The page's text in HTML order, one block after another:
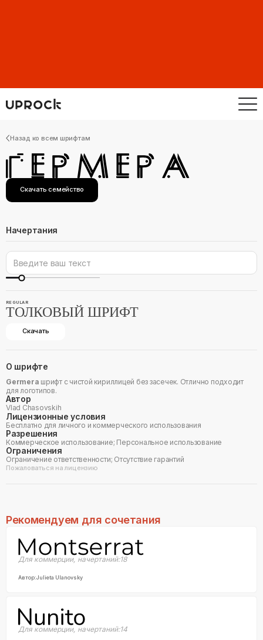
Назад ко всем шрифтам
Скачать семейство
Начертания
REGULAR
ТОЛКОВЫЙ ШРИФТ
Скачать
О шрифте
Germera шрифт с чистой кириллицей без засечек. Отлично подходит
для логотипов.
Автор
Vlad Chasovskih
Лицензионные условия
Бесплатно для личного и коммерческого использования
Разрешения
Коммерческое использование; Персональное использование
Ограничения
Ограничение ответственности; Отсутствие гарантий
Пожаловаться на лицензию
Рекомендуем для сочетания
Для коммерции, начертаний:18
Автор:Julieta Ulanovsky
Для коммерции, начертаний:14